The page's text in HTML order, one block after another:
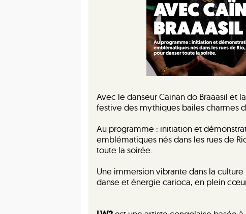
Avec le danseur Caïnan do Braaasil et
festive des mythiques bailes charmes
Au programme : initiation et
emblématiques nés dans les rues de
toute la soirée.
Une immersion vibrante dans la
danse et énergie carioca, en plein